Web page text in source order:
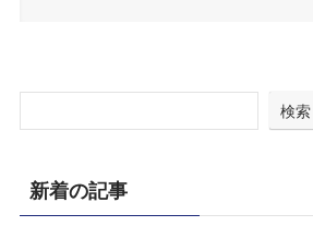
検索
新着の記事